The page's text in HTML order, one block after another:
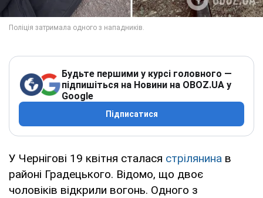
Будьте першими у курсі головного —
підпишіться на Новини на OBOZ.UA у
Google
Підписатися
У Чернігові 19 квітня сталася стрілянина в
районі Градецького. Відомо, що двоє
чоловіків відкрили вогонь. Одного з